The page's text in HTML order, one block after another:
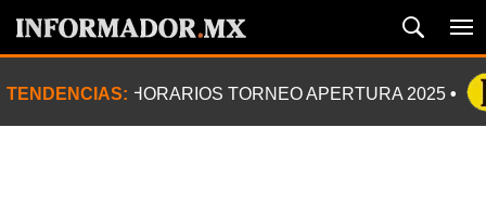
TENDENCIAS: HORARIOS TORNEO APERTURA 2025